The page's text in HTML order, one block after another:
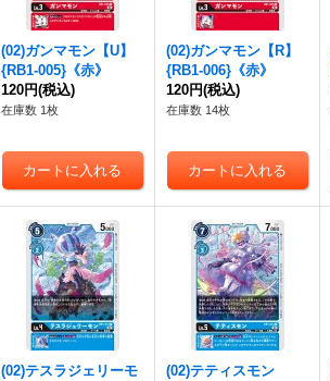
(02)ガンマモン【U】
{RB1-005}《赤》
120円(税込)
在庫数 1枚
(02)ガンマモン【R】
{RB1-006}《赤》
120円(税込)
在庫数 14枚
(02)テスラジェリーモ
(02)テティスモン